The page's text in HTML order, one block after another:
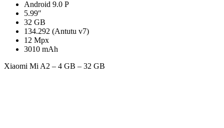
Android 9.0 P
5.99″
32 GB
134.292 (Antutu v7)
12 Mpx
3010 mAh
Xiaomi Mi A2 – 4 GB – 32 GB